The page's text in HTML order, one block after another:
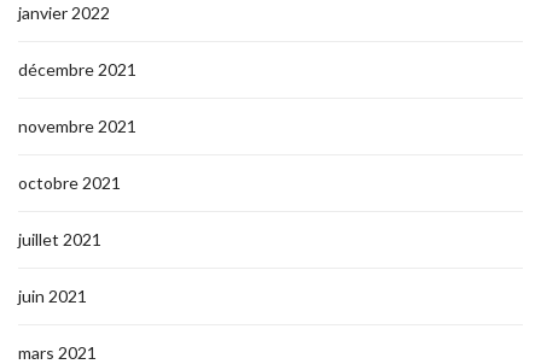
janvier 2022
décembre 2021
novembre 2021
octobre 2021
juillet 2021
juin 2021
mars 2021